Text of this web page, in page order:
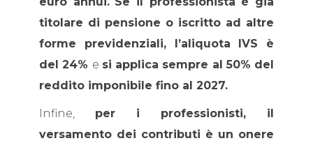
titolare di pensione o iscritto ad altre
forme previdenziali, l’aliquota IVS è
del 24% e si applica sempre al 50% del
reddito imponibile fino al 2027.
Infine, per i professionisti, il
versamento dei contributi è un onere